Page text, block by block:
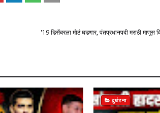
'19 डिसेंबरला मोठं घडणार, पंतप्रधानपदी मराठी माणूस
दुर्घटना